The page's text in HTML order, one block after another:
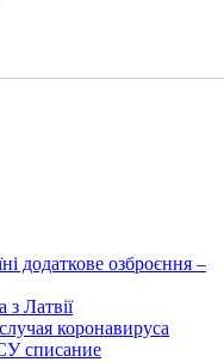
додаткове озброєння –
Латвії
коронавируса
списание